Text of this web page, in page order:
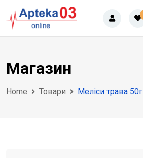
to
content
Магазин
Home Товари Меліси трава 50г